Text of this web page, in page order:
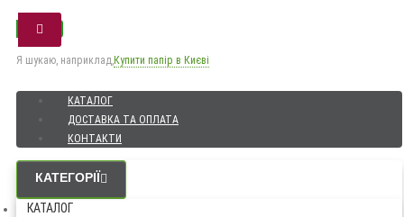
Я шукаю, наприклад, Купити папір в Києві
КАТАЛОГ
ДОСТАВКА ТА ОПЛАТА
КОНТАКТИ
КАТЕГОРІЇ
КАТАЛОГ